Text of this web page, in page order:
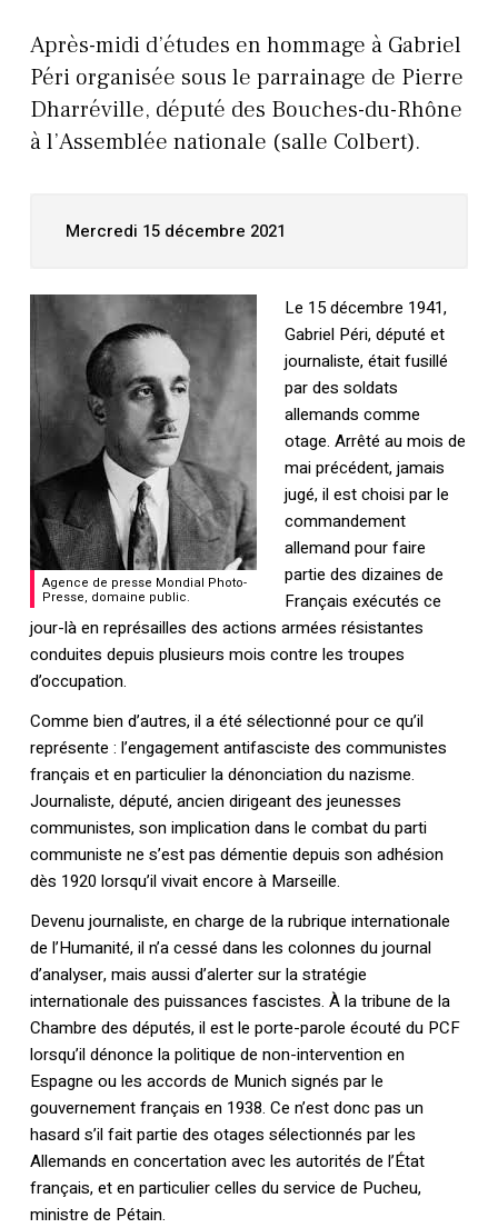
Après-midi d’études en hommage à Gabriel
Péri organisée sous le parrainage de Pierre
Dharréville, député des Bouches-du-Rhône
à l’Assemblée nationale (salle Colbert).
Mercredi 15 décembre 2021
Agence de presse Mondial Photo-
Presse, domaine public.
Le 15 décembre 1941,
Gabriel Péri, député et
journaliste, était fusillé
par des soldats
allemands comme
otage. Arrêté au mois de
mai précédent, jamais
jugé, il est choisi par le
commandement
allemand pour faire
partie des dizaines de
Français exécutés ce
jour-là en représailles des actions armées résistantes
conduites depuis plusieurs mois contre les troupes
d’occupation.
Comme bien d’autres, il a été sélectionné pour ce qu’il
représente : l’engagement antifasciste des communistes
français et en particulier la dénonciation du nazisme.
Journaliste, député, ancien dirigeant des jeunesses
communistes, son implication dans le combat du parti
communiste ne s’est pas démentie depuis son adhésion
dès 1920 lorsqu’il vivait encore à Marseille.
Devenu journaliste, en charge de la rubrique internationale
de l’Humanité, il n’a cessé dans les colonnes du journal
d’analyser, mais aussi d’alerter sur la stratégie
internationale des puissances fascistes. À la tribune de la
Chambre des députés, il est le porte-parole écouté du PCF
lorsqu’il dénonce la politique de non-intervention en
Espagne ou les accords de Munich signés par le
gouvernement français en 1938. Ce n’est donc pas un
hasard s’il fait partie des otages sélectionnés par les
Allemands en concertation avec les autorités de l’État
français, et en particulier celles du service de Pucheu,
ministre de Pétain.